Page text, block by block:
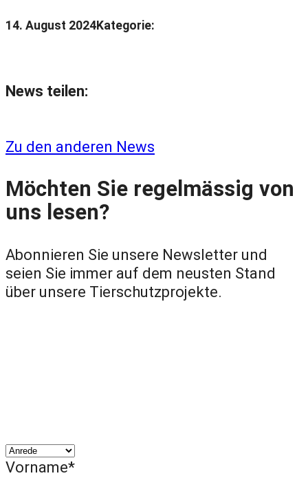
14. August 2024Kategorie:
News teilen:
Zu den anderen News
Möchten Sie regelmässig von
uns lesen?
Abonnieren Sie unsere Newsletter und
seien Sie immer auf dem neusten Stand
über unsere Tierschutzprojekte.
Vorname*